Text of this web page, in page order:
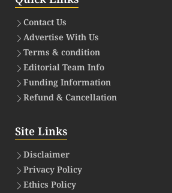
Contact Us
Advertise With Us
Terms & condition
Editorial Team Info
Funding Information
Refund & Cancellation
Site Links
Disclaimer
Privacy Policy
Ethics Policy